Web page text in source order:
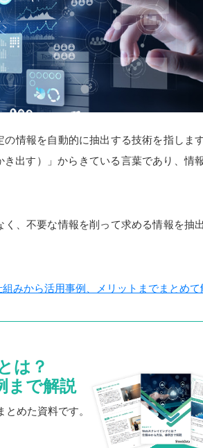
情報を自動的に抽出する技術を指しま
き出す）」からきている言葉であり、情
、不要な情報を削って求める情報を抽
みから活用事例、メリットまでまとめて
は？
まで解説
めた資料です。